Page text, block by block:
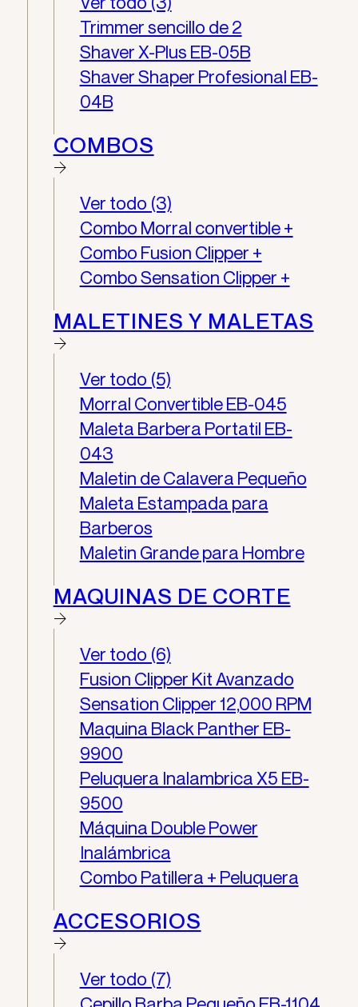
Trimmer sencillo de 2
Shaver X-Plus EB-05B
Shaver Shaper Profesional EB-
04B
COMBOS
Ver todo (3)
Combo Morral convertible +
Combo Fusion Clipper +
Combo Sensation Clipper +
MALETINES Y MALETAS
Ver todo (5)
Morral Convertible EB-045
Maleta Barbera Portatil EB-
043
Maletin de Calavera Pequeño
Maleta Estampada para
Barberos
Maletin Grande para Hombre
MAQUINAS DE CORTE
Ver todo (6)
Fusion Clipper Kit Avanzado
Sensation Clipper 12,000 RPM
Maquina Black Panther EB-
9900
Peluquera Inalambrica X5​ EB-
9500
Máquina Double Power
Inalámbrica
Combo Patillera + Peluquera
ACCESORIOS
Ver todo (7)